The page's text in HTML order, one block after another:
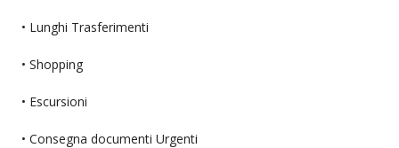
• Lunghi Trasferimenti
• Shopping
• Escursioni
• Consegna documenti Urgenti